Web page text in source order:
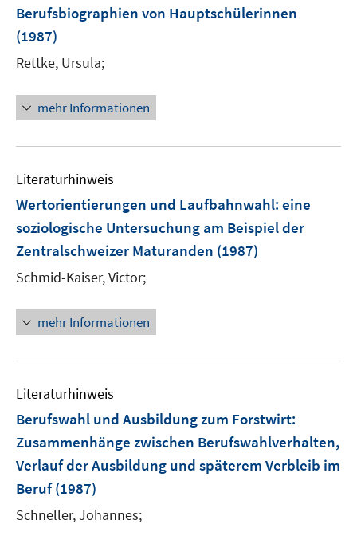
Berufsbiographien von Hauptschülerinnen
(1987)
Rettke, Ursula;
mehr Informationen
Literaturhinweis
Wertorientierungen und Laufbahnwahl: eine
soziologische Untersuchung am Beispiel der
Zentralschweizer Maturanden (1987)
Schmid-Kaiser, Victor;
mehr Informationen
Literaturhinweis
Berufswahl und Ausbildung zum Forstwirt:
Zusammenhänge zwischen Berufswahlverhalten,
Verlauf der Ausbildung und späterem Verbleib im
Beruf(1987)
Schneller, Johannes;